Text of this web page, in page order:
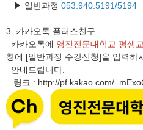
▶ 일반과정 053.940 .5191/5194
3. 카카오톡 플러스친구
카카오톡에 영진전문대학교 평생
창에 [일반과정 수강신청]을 입력하
안내드립니다.
링크 : http://pf.kakao.com/